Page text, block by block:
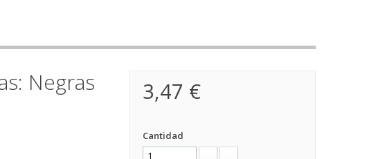
Negras
3,47 €
Cantidad